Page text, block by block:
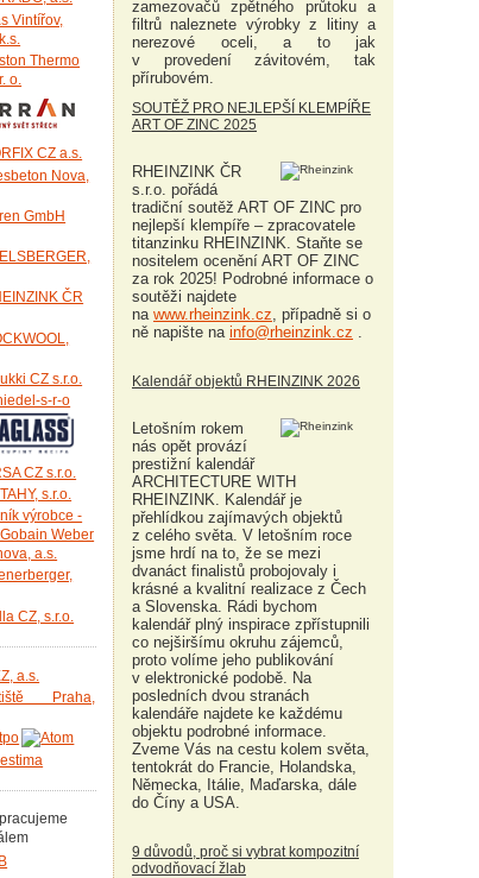
zamezovačů zpětného průtoku a
filtrů naleznete výrobky z litiny a
nerezové oceli, a to jak
v provedení závitovém, tak
přírubovém.
SOUTĚŽ PRO NEJLEPŠÍ KLEMPÍŘE
ART OF ZINC 2025
RHEINZINK ČR
s.r.o. pořádá
tradiční soutěž ART OF ZINC pro
nejlepší klempíře – zpracovatele
titanzinku RHEINZINK. Staňte se
nositelem ocenění ART OF ZINC
za rok 2025! Podrobné informace o
soutěži najdete
na www.rheinzink.cz, případně si o
ně napište na info@rheinzink.cz .
Kalendář objektů RHEINZINK 2026
Letošním rokem
nás opět provází
prestižní kalendář
ARCHITECTURE WITH
RHEINZINK. Kalendář je
přehlídkou zajímavých objektů
z celého světa. V letošním roce
jsme hrdí na to, že se mezi
dvanáct finalistů probojovaly i
krásné a kvalitní realizace z Čech
a Slovenska. Rádi bychom
kalendář plný inspirace zpřístupnili
co nejširšímu okruhu zájemců,
proto volíme jeho publikování
v elektronické podobě. Na
posledních dvou stranách
kalendáře najdete ke každému
objektu podrobné informace.
Zveme Vás na cestu kolem světa,
tentokrát do Francie, Holandska,
Německa, Itálie, Maďarska, dále
do Číny a USA.
9 důvodů, proč si vybrat kompozitní
odvodňovací žlab